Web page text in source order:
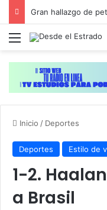
Menú
Inicio / Deportes
Deportes Estilo de
1-2.
a Brasil